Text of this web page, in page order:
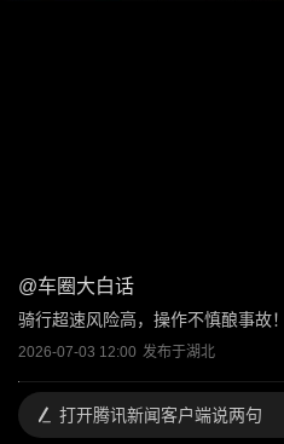
@车圈大白话
骑行超速风险高，操作不慎酿事故！
2026-07-03 12:00 发布于湖北
打开腾讯新闻客户端说两句